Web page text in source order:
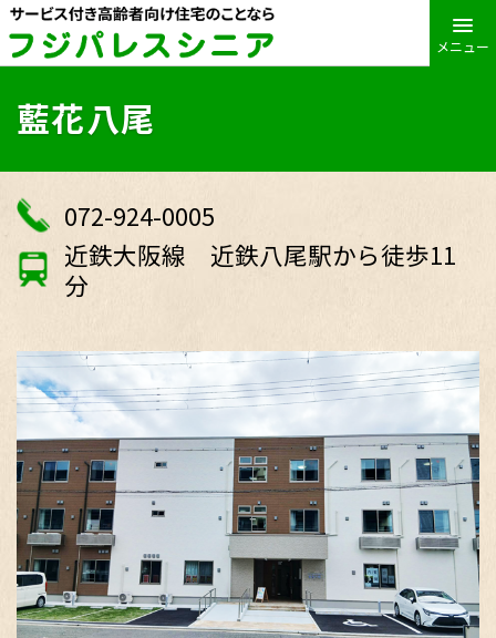
メニュー
藍花八尾
072-924-0005
近鉄大阪線 近鉄八尾駅から徒歩11
分